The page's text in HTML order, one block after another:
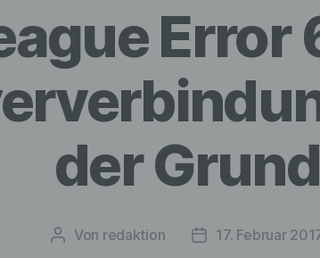
Error
der Grund
Beitragsautor
Von redaktion 17. Februar